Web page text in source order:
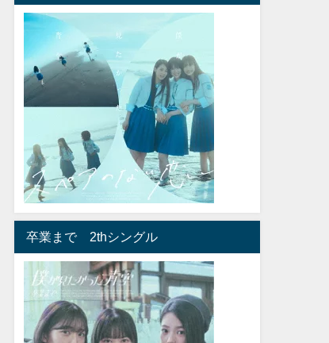
卒業まで 2thシングル